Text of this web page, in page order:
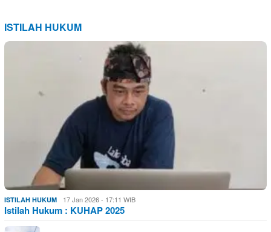
ISTILAH HUKUM
ISTILAH HUKUM 17 Jan 2026 - 17:11 WIB
Istilah Hukum : KUHAP 2025